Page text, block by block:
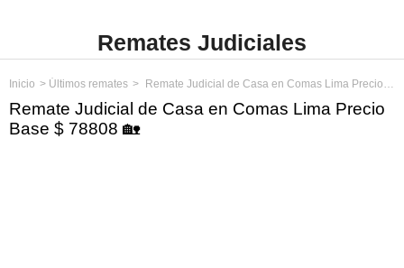
Remates Judiciales
Inicio Últimos remates Remate Judicial de Casa en Comas Lima Precio Base $ 78808
Remate Judicial de Casa en Comas Lima Precio
Base $ 78808 🏡